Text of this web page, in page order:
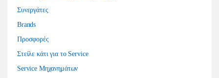
Συνεργάτες
Brands
Προσφορές
Στείλε κάτι για το Service
Service Μηχανημάτων